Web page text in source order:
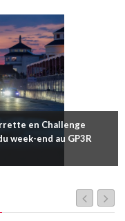
en Challenge
week-end au GP3R